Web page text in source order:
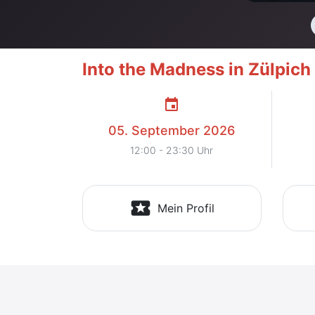
Into the Madness in
event
05. September 2026
12:00 - 23:30 Uhr
local_activity Mein Profil